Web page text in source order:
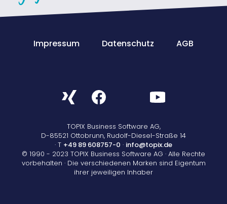
Impressum Datenschutz AGB
TOPIX Business Software AG,
D-85521 Ottobrunn, Rudolf-Diesel-Straße 14
· T +49 89 608757-0 · info@topix.de
© 1990 - 2023 TOPIX Business Software AG · Alle Rechte
vorbehalten · Die verschiedenen Marken sind Eigentum
ihrer jeweiligen Inhaber